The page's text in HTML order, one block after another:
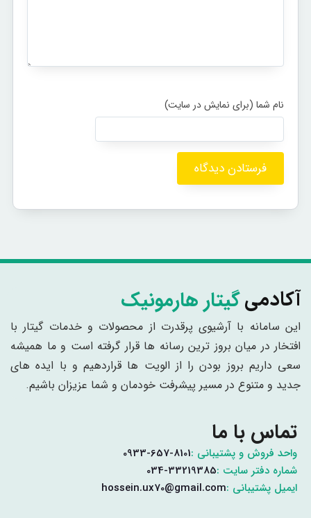
آکادمیگیتار هارمونیک
این سامانه با آرشیوی پرقدرت از محصولات و خدمات گیتار با
افتخار در میان بروز ترین رسانه ها قرار گرفته است و ما همیشه
سعی داریم بروز بودن را از الویت ها قراردهیم و با ایده های
جدید و متنوع در مسیر پیشرفت خودمان و شما عزیزان باشیم.
تماس با ما
واحد فروش و پشتیبانی :0933-657-8101
شماره دفتر سایت :034-33219385
ایمیل پشتیبانی :hossein.ux70@gmail.com